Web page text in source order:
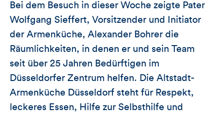
Bei dem Besuch in dieser Woche zeigte Pater
Wolfgang Sieffert, Vorsitzender und Initiator
der Armenküche, Alexander Bohrer die
Räumlichkeiten, in denen er und sein Team
seit über 25 Jahren Bedürftigen im
Düsseldorfer Zentrum helfen. Die Altstadt-
Armenküche Düsseldorf steht für Respekt,
leckeres Essen, Hilfe zur Selbsthilfe und